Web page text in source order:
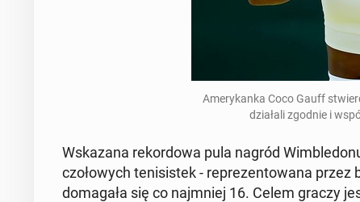
Ame­ry­kan­ka Coco Gauff
dzia­ła­li zgodnie i
Wska­za­na re­kor­do­wa pula nagród
czo­ło­wych te­ni­si­stek - re­pre­zen­to­wa­na przez
do­ma­ga­ła się co naj­mniej 16. Celem graczy